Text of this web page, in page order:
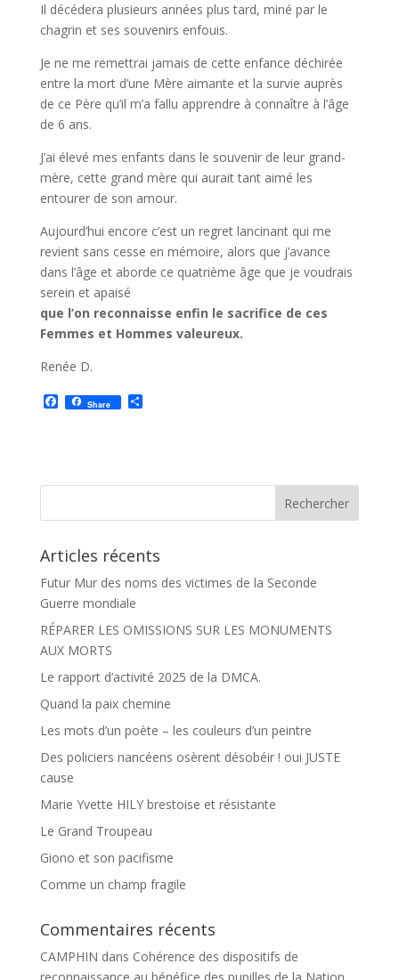
Il décédera plusieurs années plus tard, miné par le
chagrin et ses souvenirs enfouis.
Je ne me remettrai jamais de cette enfance déchirée
entre la mort d’une Mère aimante et la survie auprès
de ce Père qu’il m’a fallu apprendre à connaître à l’âge
de 6 ans.
J’ai élevé mes enfants dans le souvenir de leur grand-
mère, cette grand mère qui aurait tant aimé les
entourer de son amour.
Aujourd’hui encore c’est un regret lancinant qui me
revient sans cesse en mémoire, alors que j’avance
dans l’âge et aborde ce quatrième âge que je voudrais
serein et apaisé
que l’on reconnaisse enfin le sacrifice de ces
Femmes et Hommes valeureux.
Renée D.
F
a
o
Share P
e
Articles récents
Futur Mur des noms des victimes de la Seconde
Guerre mondiale
RÉPARER LES OMISSIONS SUR LES MONUMENTS
AUX MORTS
Le rapport d’activité 2025 de la DMCA.
Quand la paix chemine
Les mots d’un poète – les couleurs d’un peintre
Des policiers nancéens osèrent désobéir ! oui JUSTE
cause
Marie Yvette HILY brestoise et résistante
Le Grand Troupeau
Giono et son pacifisme
Comme un champ fragile
Commentaires récents
CAMPHIN dans Cohérence des dispositifs de